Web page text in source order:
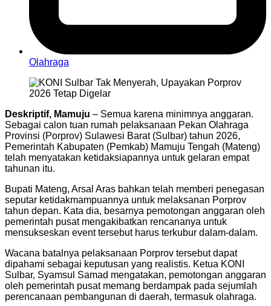
Olahraga
Deskriptif, Mamuju – Semua karena minimnya anggaran.
Sebagai calon tuan rumah pelaksanaan Pekan Olahraga
Provinsi (Porprov) Sulawesi Barat (Sulbar) tahun 2026,
Pemerintah Kabupaten (Pemkab) Mamuju Tengah (Mateng)
telah menyatakan ketidaksiapannya untuk gelaran empat
tahunan itu.
Bupati Mateng, Arsal Aras bahkan telah memberi penegasan
seputar ketidakmampuannya untuk melaksanan Porprov
tahun depan. Kata dia, besarnya pemotongan anggaran oleh
pemerintah pusat mengakibatkan rencananya untuk
mensukseskan event tersebut harus terkubur dalam-dalam.
Wacana batalnya pelaksanaan Porprov tersebut dapat
dipahami sebagai keputusan yang realistis. Ketua KONI
Sulbar, Syamsul Samad mengatakan, pemotongan anggaran
oleh pemerintah pusat memang berdampak pada sejumlah
perencanaan pembangunan di daerah, termasuk olahraga.